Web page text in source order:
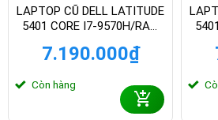
LAPTOP CŨ DELL LATITUDE
5401 CORE I7-9570H/RAM
INCH
7.190.000₫
Còn hàng